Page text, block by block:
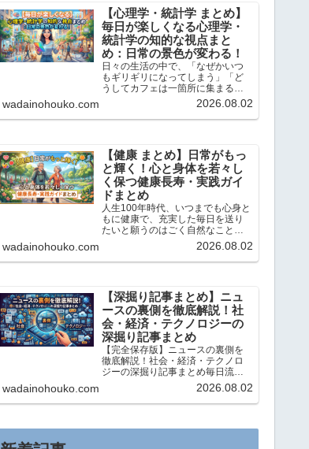
事では、当ブログで大人気の「今...
【心理学・統計学 まとめ】
毎日が楽しくなる心理学・
統計学の知的な視点まと
め：日常の景色が変わる！
日々の生活の中で、「なぜかいつ
もギリギリになってしまう」「ど
うしてカフェは一箇所に集まるの
だろう？」と不思議に思ったこと
はありませんか？この記事では、
当ブログ「ちょっと気になる話題
か...
wadainohouko.com 2026.08.02
【健康 まとめ】日常がもっ
と輝く！心と身体を若々し
く保つ健康長寿・実践ガイ
ドまとめ
人生100年時代、いつまでも心身と
もに健康で、充実した毎日を送り
たいと願うのはごく自然なことで
す。こんにちは、「ちょっと気に
なる話題の宝庫」です。この記事
では、私が日々リサーチし、独自
wadainohouko.com 2026.08.02
【深掘り記事まとめ】ニュ
ースの裏側を徹底解説！社
会・経済・テクノロジーの
深掘り記事まとめ
【完全保存版】ニュースの裏側を
徹底解説！社会・経済・テクノロ
ジーの深掘り記事まとめ毎日流れ
てくるニュースの表面だけを追っ
ていては、社会の本当の姿は見え
てきません。こんにちは、「ちょ
この記事では、私が長年培ってき...
wadainohouko.com 2026.08.02